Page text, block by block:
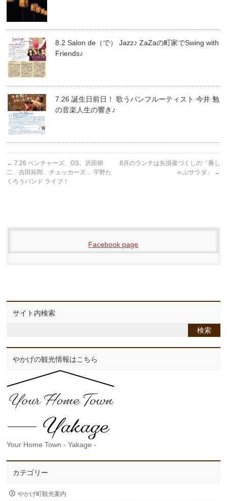
8.2 Salon de（で） Jazz♪ ZaZaの町家でSwing with
Friends♪
7.26 誕生日前日！ 歌うパンフルーティスト 今井 勉
の音楽人生の響き♪
← 7.26 ベンチャーズ、GS、沢田研
二、吉田拓郎、チェッカーズ… 宇野た
くろうバンド ライブ！
8月のランチは矢掛産づくしの「豚し
ゃぶサラダ」
→
Facebook page
サイト内検索
やかげの観光情報はこちら
Your Home Town - Yakage -
カテゴリー
やかげ町観光案内